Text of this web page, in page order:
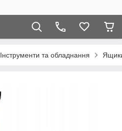
Інструменти та обладнання